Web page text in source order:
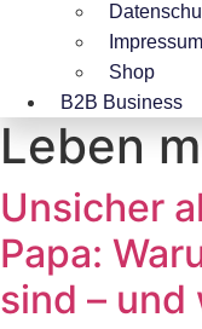
Impressum
Shop
B2B Business
Leben
Unsicher
Papa:
sind –